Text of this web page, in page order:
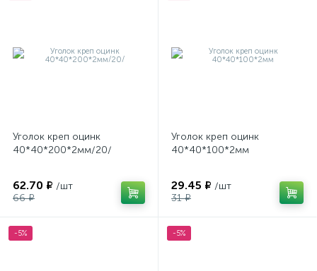
Уголок креп оцинк
40*40*200*2мм/20/
62.70 ₽ /шт
66 ₽
Уголок креп оцинк
40*40*100*2мм
29.45 ₽ /шт
31 ₽
-5% -5%